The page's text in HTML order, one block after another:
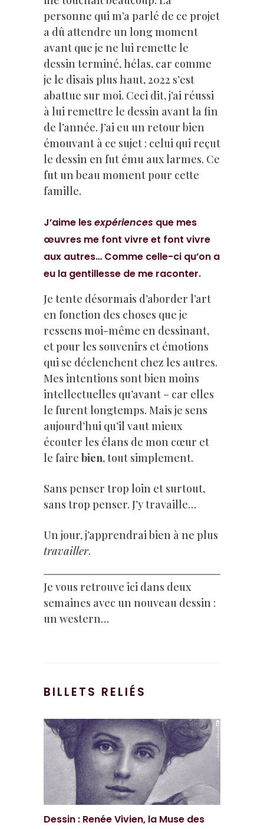
personne qui m’a parlé de ce projet
a dû attendre un long moment
avant que je ne lui remette le
dessin terminé, hélas, car comme
je le disais plus haut, 2022 s’est
abattue sur moi. Ceci dit, j’ai réussi
à lui remettre le dessin avant la fin
de l’année. J’ai eu un retour bien
émouvant à ce sujet : celui qui reçut
le dessin en fut ému aux larmes. Ce
fut un beau moment pour cette
famille.
J’aime lesexpériences que mes
œuvres me font vivre et font vivre
aux autres… Comme celle-ci qu’on a
eu la gentillesse de me raconter.
Je tente désormais d’aborder l’art
en fonction des choses que je
ressens moi-même en dessinant,
et pour les souvenirs et émotions
qui se déclenchent chez les autres.
Mes intentions sont bien moins
intellectuelles qu’avant – car elles
le furent longtemps. Mais je sens
aujourd’hui qu’il vaut mieux
écouter les élans de mon cœur et
le faire bien, tout simplement.
Sans penser trop loin et surtout,
sans trop penser. J’y travaille…
Un jour, j’apprendrai bien à ne plus
travailler.
Je vous retrouve ici dans deux
semaines avec un nouveau dessin :
un western…
Dessin : Renée Vivien, la Muse des